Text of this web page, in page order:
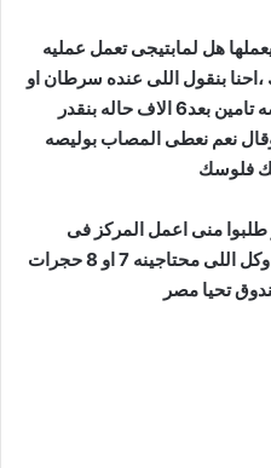
هل لمابتيجى تعمل عمليه
بنقول اللى عنده سرطان او
تليف فى الكبد هنقدر نقدم له بوليصه تامين بعد6 الاف حاله بنقدر
نعم نعطى المصاب بوليصه
فلوسك
منى اعمل المركز فى
المكسيك لكنى اريد عمله فى مصر وكل اللى محتاجينه 7 او 8 حجرات
تحيا مصر